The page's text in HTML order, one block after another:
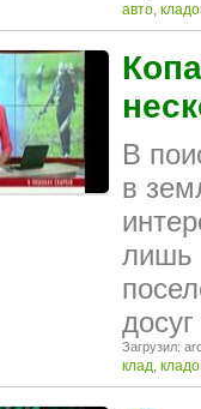
авто,
В
в
лишь
Загрузил:
клад,